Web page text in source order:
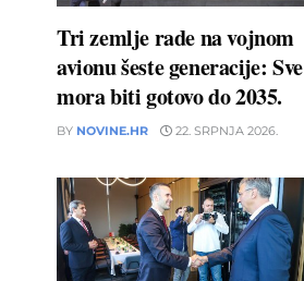
Tri zemlje rade na vojnom
avionu šeste generacije: Sve
mora biti gotovo do 2035.
BY NOVINE.HR 22. SRPNJA 2026.